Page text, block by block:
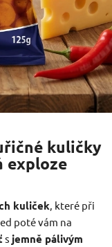
kuličky
exploze
kuliček, které při
poté vám na
s jemně pálivým